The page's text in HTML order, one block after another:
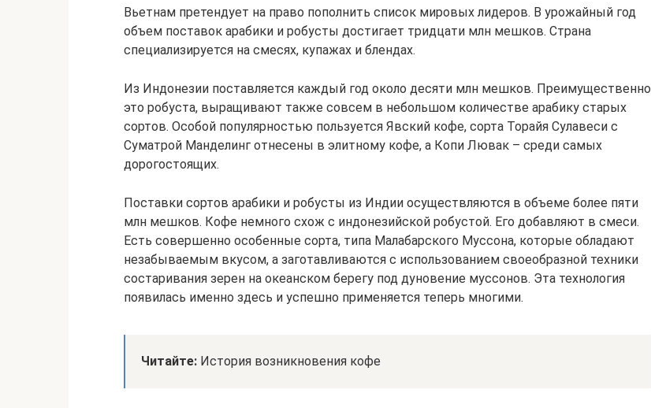
Вьетнам претендует на право пополнить список мировых лидеров. В урожайный год
объем поставок арабики и робусты достигает тридцати млн мешков. Страна
специализируется на смесях, купажах и блендах.
Из Индонезии поставляется каждый год около десяти млн мешков. Преимущественно
это робуста, выращивают также совсем в небольшом количестве арабику старых
сортов. Особой популярностью пользуется Явский кофе, сорта Торайя Сулавеси с
Суматрой Манделинг отнесены в элитному кофе, а Копи Лювак – среди самых
дорогостоящих.
Поставки сортов арабики и робусты из Индии осуществляются в объеме более пяти
млн мешков. Кофе немного схож с индонезийской робустой. Его добавляют в смеси.
Есть совершенно особенные сорта, типа Малабарского Муссона, которые обладают
незабываемым вкусом, а заготавливаются с использованием своеобразной техники
состаривания зерен на океанском берегу под дуновение муссонов. Эта технология
появилась именно здесь и успешно применяется теперь многими.
Читайте: История возникновения кофе